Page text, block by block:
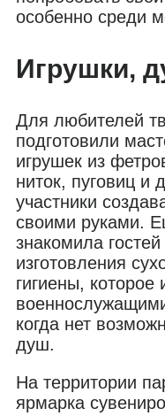
особенно среди
Игрушки,
Для любителей
подготовили
игрушек из
ниток, пуговиц и
участники
своими руками.
знакомила
изготовления
гигиены, которое
когда нет
душ.
На территории
ярмарка